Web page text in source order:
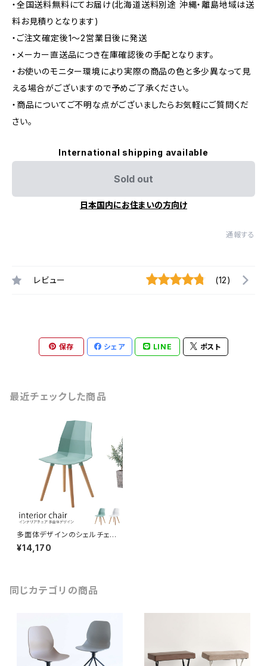
・全国送料無料にてお届け(北海道送料別途 沖縄・離島地域は送
料お見積りとなります)
・ご注文確定後1〜2営業日後に発送
・メーカー直送品につき在庫確認後の手配となります。
・お使いのモニター環境により実際の商品の色と多少異なって見
える場合がございますので予めご了承ください。
・商品についてご不明な点がございましたらお気軽にご質問くだ
さい。
International shipping available
Sold out
日本国内にお住まいの方向け
通報する
レビュー (12)
保存 シェア LINE ポスト
最近チェックした商品
多面体デザインのシェルチェア
幾何学的 ポリゴン 3D 天然木
ビーチ材脚 イームズチェア ea
¥14,170
同じカテゴリの商品